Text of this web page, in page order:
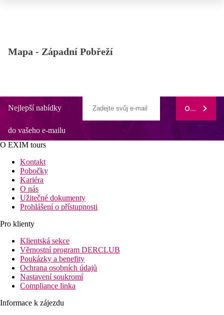
Mapa - Západní Pobřeží
Nejlepší nabídky
do vašeho e-mailu
ODEBÍRAT
O EXIM tours
Kontakt
Pobočky
Kariéra
O nás
Užitečné dokumenty
Prohlášení o přístupnosti
Pro klienty
Klientská sekce
Věrnostní program DERCLUB
Poukázky a benefity
Ochrana osobních údajů
Nastavení soukromí
Compliance linka
Informace k zájezdu